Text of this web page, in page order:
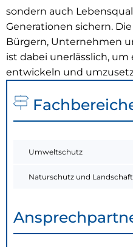
sondern auch
Generationen sichern.
Bürgern, Unternehmen
ist dabei unerlässlich,
entwickeln und
Umweltschutz
Naturschutz und